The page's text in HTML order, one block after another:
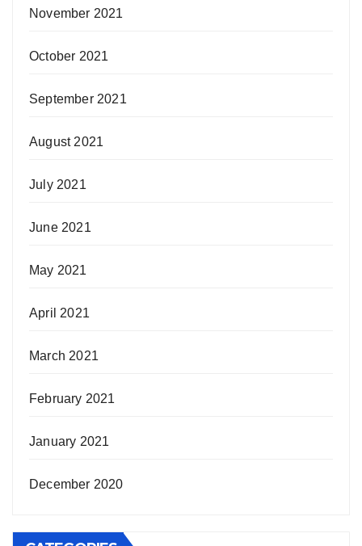
November 2021
October 2021
September 2021
August 2021
July 2021
June 2021
May 2021
April 2021
March 2021
February 2021
January 2021
December 2020